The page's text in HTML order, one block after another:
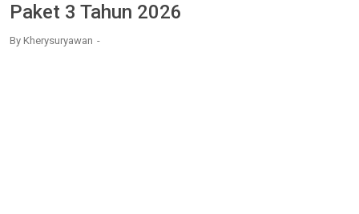
Paket 3 Tahun 2026
By Kherysuryawan